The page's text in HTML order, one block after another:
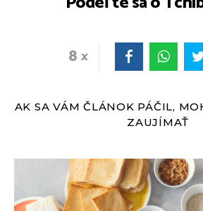
8
AK SA VÁM ČLÁNOK PÁČIL,
ZAUJÍMAŤ